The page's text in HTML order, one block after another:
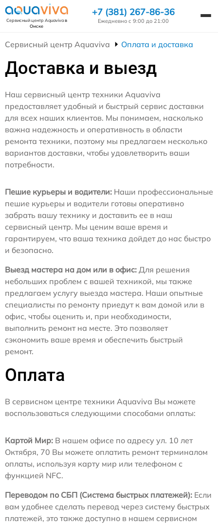
Сервисный центр Aquavivaв
Омске
+7 (381) 267-86-36
Ежедневно с 9:00 до 21:00
Сервисный центр Aquaviva Оплата и доставка
Доставка и выезд
Наш сервисный центр техники Aquaviva
предоставляет удобный и быстрый сервис доставки
для всех наших клиентов. Мы понимаем, насколько
важна надежность и оперативность в области
ремонта техники, поэтому мы предлагаем несколько
вариантов доставки, чтобы удовлетворить ваши
потребности.
Пешие курьеры и водители: Наши профессиональные
пешие курьеры и водители готовы оперативно
забрать вашу технику и доставить ее в наш
сервисный центр. Мы ценим ваше время и
гарантируем, что ваша техника дойдет до нас быстро
и безопасно.
Выезд мастера на дом или в офис: Для решения
небольших проблем с вашей техникой, мы также
предлагаем услугу выезда мастера. Наши опытные
специалисты по ремонту приедут к вам домой или в
офис, чтобы оценить и, при необходимости,
выполнить ремонт на месте. Это позволяет
сэкономить ваше время и обеспечить быстрый
ремонт.
Оплата
В сервисном центре техники Aquaviva Вы можете
воспользоваться следующими способами оплаты:
Картой Мир: В нашем офисе по адресу ул. 10 лет
Октября, 70 Вы можете оплатить ремонт терминалом
оплаты, используя карту мир или телефоном с
функцией NFC.
Переводом по СБП (Система быстрых платежей): Если
вам удобнее сделать перевод через систему быстрых
платежей, это также доступно в нашем сервисном